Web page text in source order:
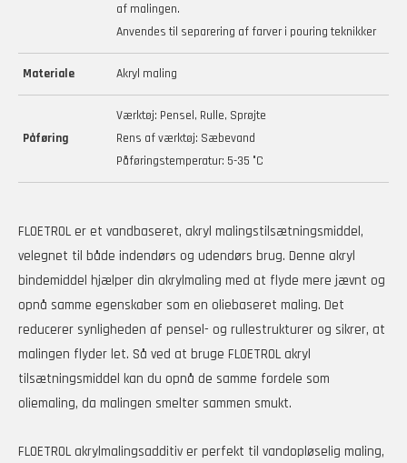
af malingen.
Anvendes til separering af farver i pouring teknikker
Materiale Akryl maling
Påføring
Værktøj: Pensel, Rulle, Sprøjte
Rens af værktøj: Sæbevand
Påføringstemperatur: 5-35 °C
FLOETROL er et vandbaseret, akryl malingstilsætningsmiddel,
velegnet til både indendørs og udendørs brug. Denne akryl
bindemiddel hjælper din akrylmaling med at flyde mere jævnt og
opnå samme egenskaber som en oliebaseret maling. Det
reducerer synligheden af pensel- og rullestrukturer og sikrer, at
malingen flyder let. Så ved at bruge FLOETROL akryl
tilsætningsmiddel kan du opnå de samme fordele som
oliemaling, da malingen smelter sammen smukt.
FLOETROL akrylmalingsadditiv er perfekt til vandopløselig maling,